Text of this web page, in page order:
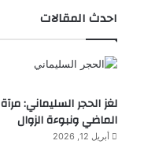
احدث المقالات
لغز الحجر السليماني: مرآة
الماضي ونبوءة الزوال
أبريل 12, 2026